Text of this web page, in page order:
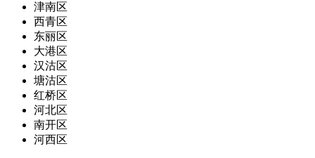
津南区
西青区
东丽区
大港区
汉沽区
塘沽区
红桥区
河北区
南开区
河西区